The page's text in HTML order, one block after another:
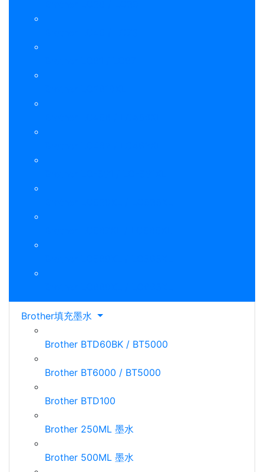
Brother填充墨水
Brother BTD60BK / BT5000
Brother BT6000 / BT5000
Brother BTD100
Brother 250ML 墨水
Brother 500ML 墨水